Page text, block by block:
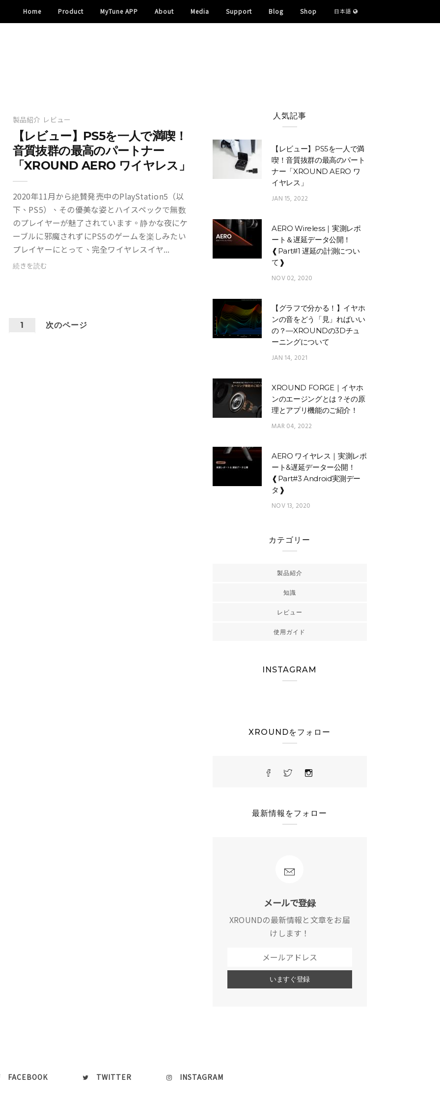
Home Product MyTune APP About Media Support Blog Shop 日本語
製品紹介 レビュー
【レビュー】PS5を一人で満喫！
音質抜群の最高のパートナー
「XROUND AERO ワイヤレス」
2020年11月から絶賛発売中のPlayStation5（以
下、PS5）、その優美な姿とハイスペックで無数
のプレイヤーが魅了されています。静かな夜にケ
ーブルに邪魔されずにPS5のゲームを楽しみたい
プレイヤーにとって、完全ワイヤレスイヤ...
続きを読む
1 次のページ
人気記事
【レビュー】PS5を一人で満
喫！音質抜群の最高のパート
ナー「XROUND AERO ワ
イヤレス」
JAN 15, 2022
AERO Wireless｜実測レポ
ート＆遅延データ公開！
❰Part#1 遅延の計測につい
て❱
NOV 02, 2020
【グラフで分かる！】イヤホ
ンの音をどう「見」ればいい
の？—XROUNDの3Dチュ
ーニングについて
JAN 14, 2021
XROUND FORGE｜イヤホ
ンのエージングとは？その原
理とアプリ機能のご紹介！
MAR 04, 2022
AERO ワイヤレス｜実測レポ
ート&遅延データー公開！
❰Part#3 Android実測デー
タ❱
NOV 13, 2020
カテゴリー
製品紹介
知識
レビュー
使用ガイド
INSTAGRAM
XROUNDをフォロー
最新情報をフォロー
メールで登録
XROUNDの最新情報と文章をお届
けします！
FACEBOOK TWITTER INSTAGRAM